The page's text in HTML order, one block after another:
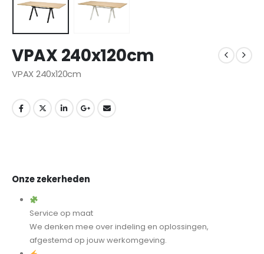
VPAX 240x120cm
VPAX 240x120cm
Onze zekerheden
Service op maat
We denken mee over indeling en oplossingen,
afgestemd op jouw werkomgeving.